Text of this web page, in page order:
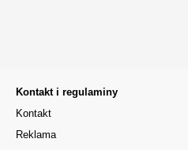
Kontakt i regulaminy
Kontakt
Reklama